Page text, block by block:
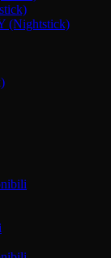
(Nightstick)